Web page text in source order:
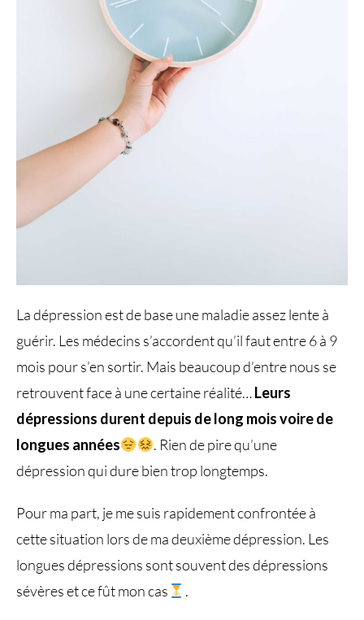
La dépression est de base une maladie assez lente à
guérir. Les médecins s’accordent qu’il faut entre 6 à 9
mois pour s’en sortir. Mais beaucoup d’entre nous se
retrouvent face à une certaine réalité…Leurs
dépressions durent depuis de long mois voire de
longues années
. Rien de pire qu’une
dépression qui dure bien trop longtemps.
Pour ma part, je me suis rapidement confrontée à
cette situation lors de ma deuxième dépression. Les
longues dépressions sont souvent des dépressions
sévères et ce fût mon cas
.